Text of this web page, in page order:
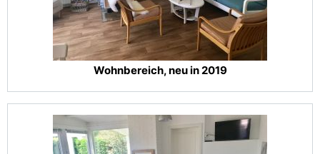
Wohnbereich, neu in 2019